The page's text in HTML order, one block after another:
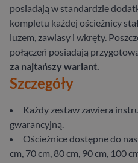
posiadają w standardzie
kompletu każdej ościeżnicy
luzem, zawiasy i wkręty.
połączeń posiadają
za najtańszy wariant.
Szczegóły
Każdy zestaw zawiera
gwarancyjną.
Ościeżnice dostępne do
cm, 70 cm, 80 cm, 90 cm, 100